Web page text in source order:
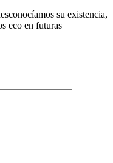
su existencia,
eco en futuras